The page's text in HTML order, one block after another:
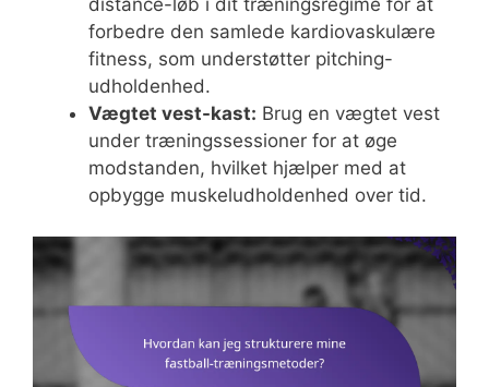
forbedre den samlede kardiovaskulære
fitness, som understøtter pitching-
udholdenhed.
Vægtet vest-kast: Brug en vægtet vest
under træningssessioner for at øge
modstanden, hvilket hjælper med at
opbygge muskeludholdenhed over tid.